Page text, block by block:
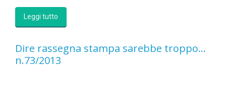
Leggi tutto
Dire rassegna stampa sarebbe troppo…
n.73/2013